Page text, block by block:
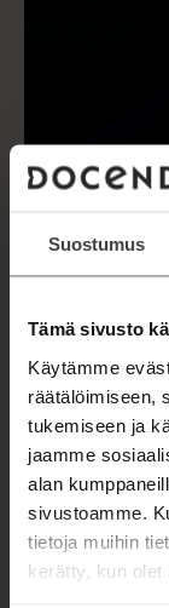
Suostumus
Tämä sivusto
Käytämme
räätälöimiseen,
tukemiseen ja
jaamme
alan
sivustoamme.
tietoja muihin
kerätty, kun olet
TEOKSET